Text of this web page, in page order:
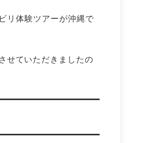
リ体験ツアーが沖縄で
せていただきましたの